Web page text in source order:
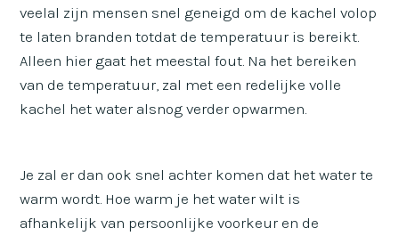
veelal zijn mensen snel geneigd om de kachel volop
te laten branden totdat de temperatuur is bereikt.
Alleen hier gaat het meestal fout. Na het bereiken
van de temperatuur, zal met een redelijke volle
kachel het water alsnog verder opwarmen.
Je zal er dan ook snel achter komen dat het water te
warm wordt. Hoe warm je het water wilt is
afhankelijk van persoonlijke voorkeur en de